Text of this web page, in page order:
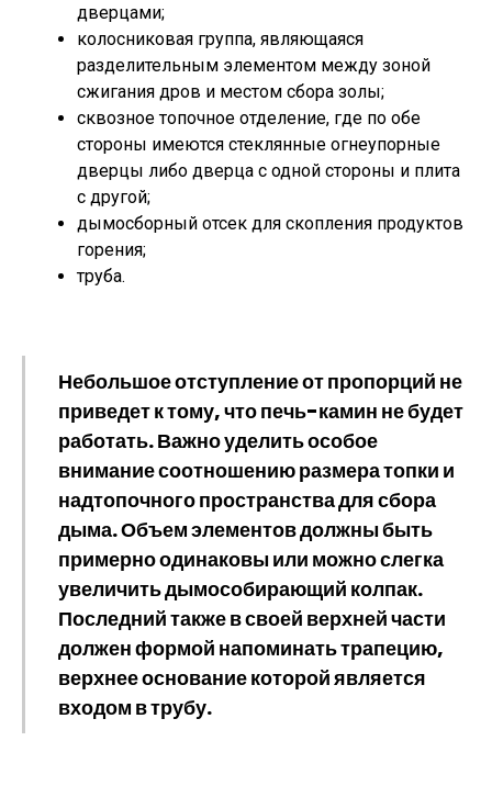
дверцами;
колосниковая группа, являющаяся
разделительным элементом между зоной
сжигания дров и местом сбора золы;
сквозное топочное отделение, где по обе
стороны имеются стеклянные огнеупорные
дверцы либо дверца с одной стороны и плита
с другой;
дымосборный отсек для скопления продуктов
горения;
труба.
Небольшое отступление от пропорций не
приведет к тому, что печь-камин не будет
работать. Важно уделить особое
внимание соотношению размера топки и
надтопочного пространства для сбора
дыма. Объем элементов должны быть
примерно одинаковы или можно слегка
увеличить дымособирающий колпак.
Последний также в своей верхней части
должен формой напоминать трапецию,
верхнее основание которой является
входом в трубу.